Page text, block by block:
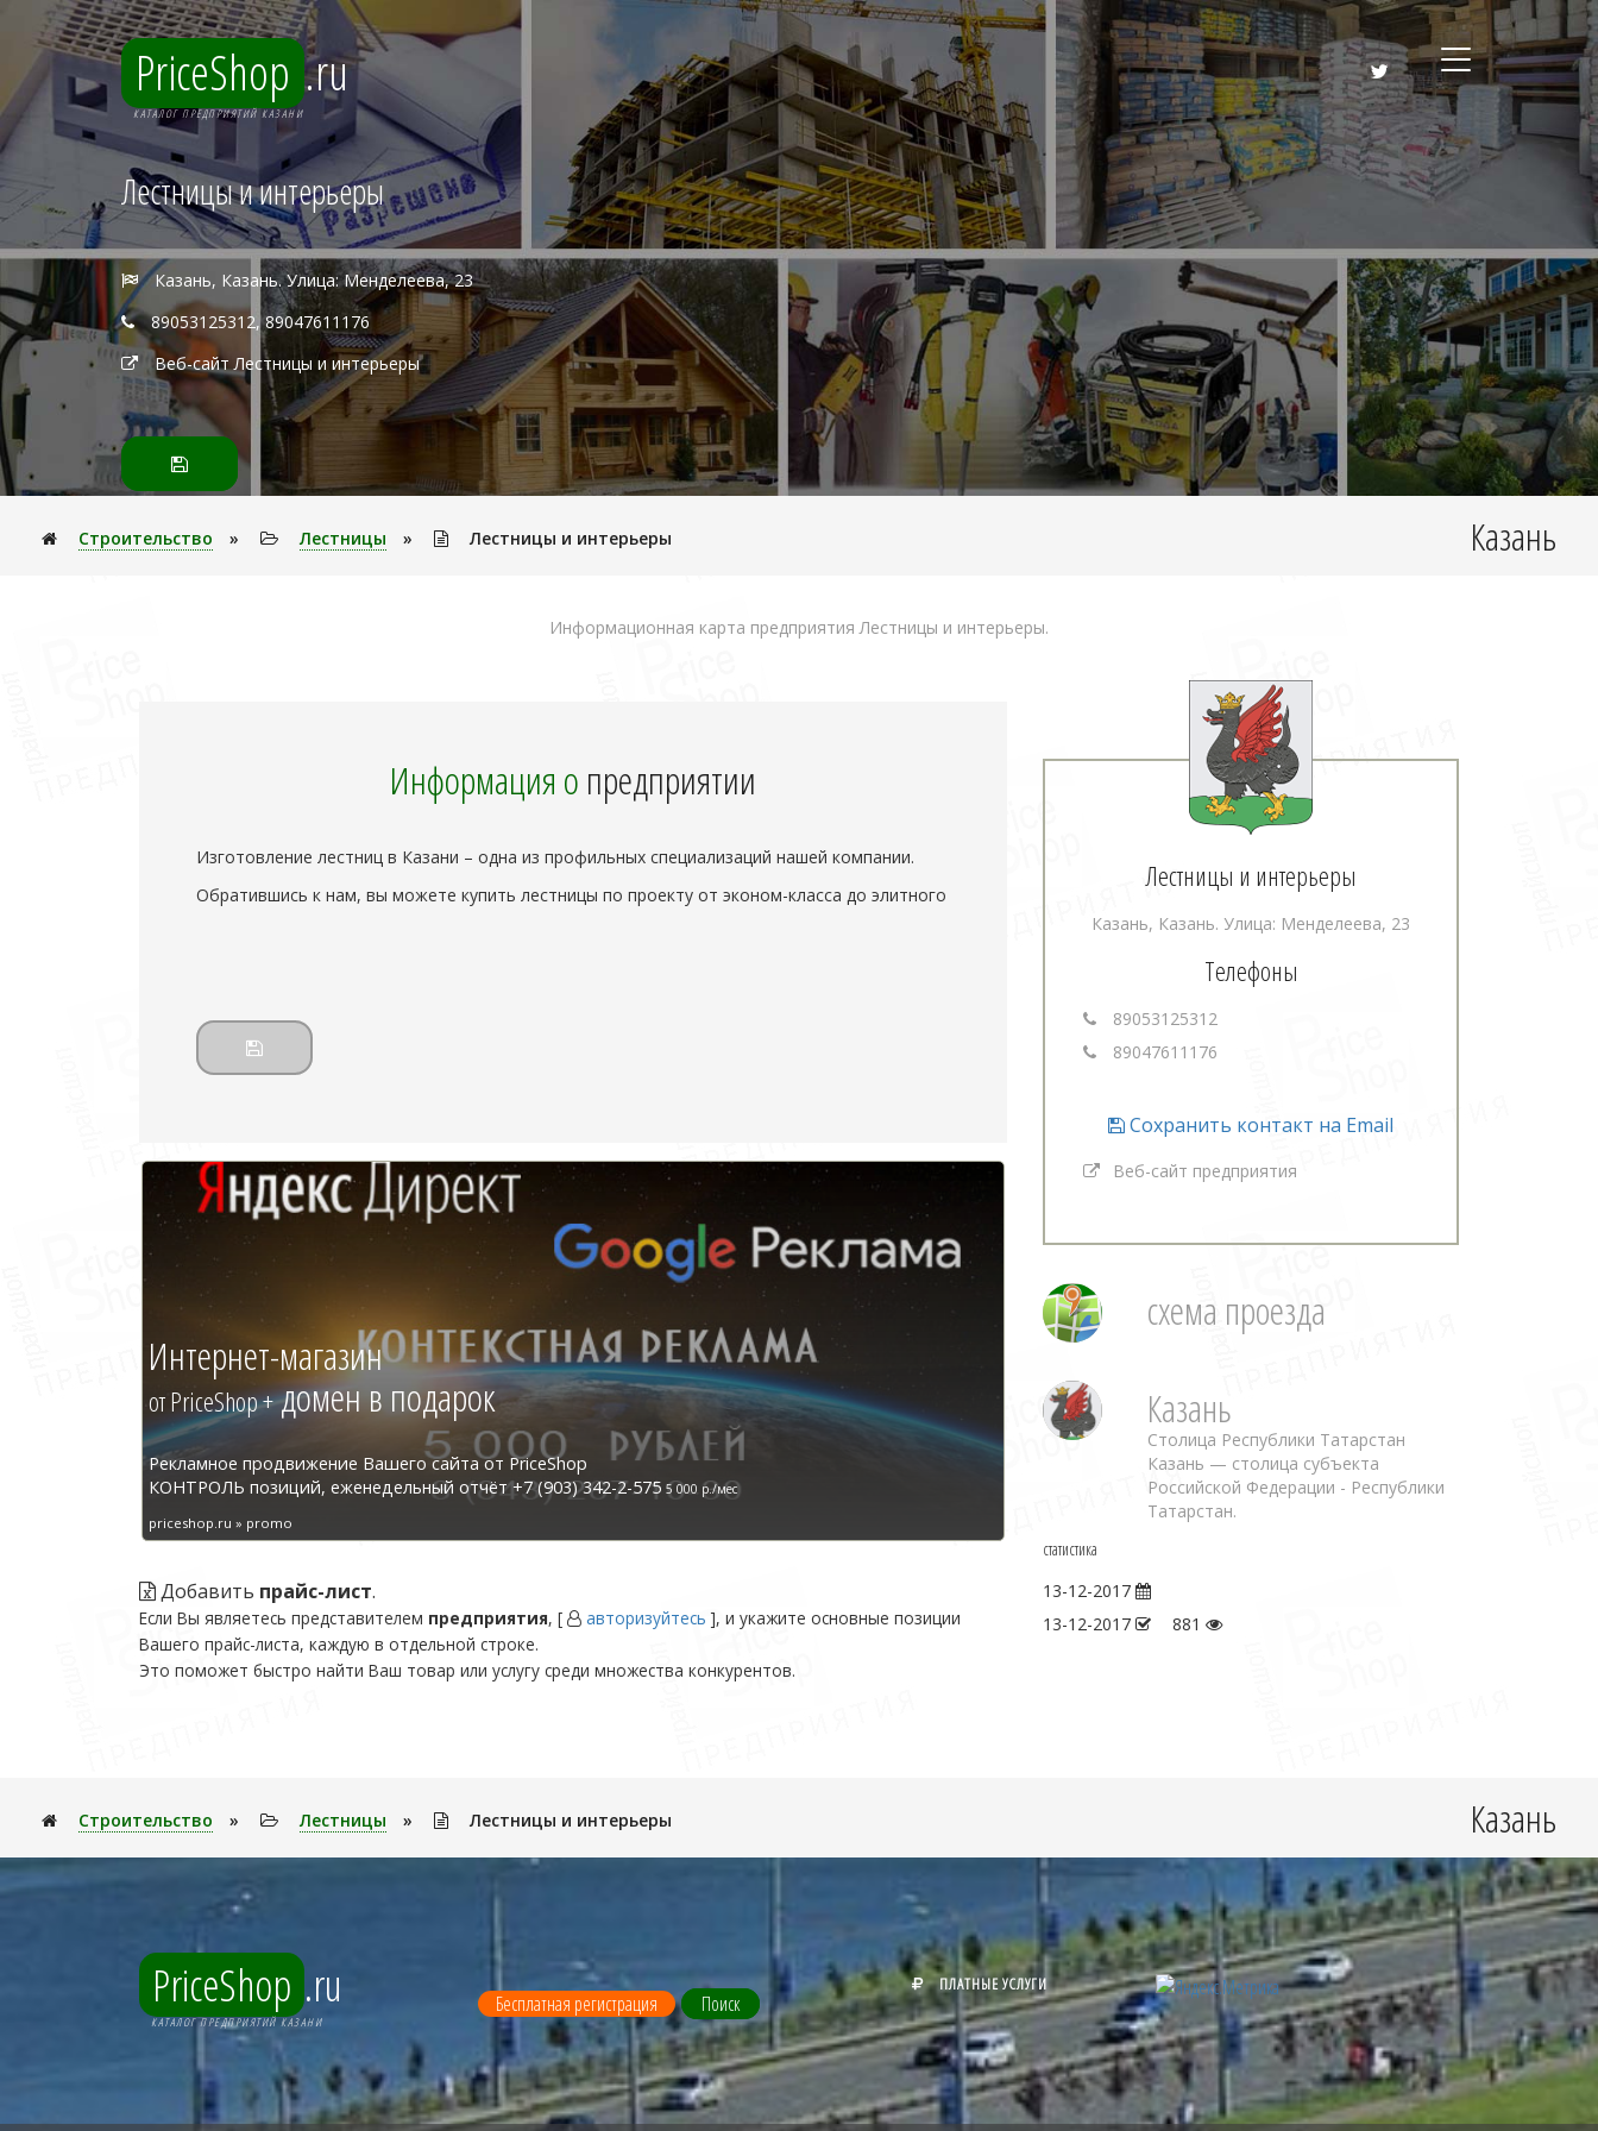
PriceShop .ru
КАТАЛОГ ПРЕДПРИЯТИЙ КАЗАНИ
Лестницы и интерьеры
Казань, Казань. Улица: Менделеева, 23
89053125312, 89047611176
Веб-сайт Лестницы и интерьеры
Строительство » Лестницы » Лестницы и интерьеры Казань
Информационная карта предприятия Лестницы и интерьеры.
Информация о предприятии
Изготовление лестниц в Казани – одна из профильных специализаций нашей компании.
Обратившись к нам, вы можете купить лестницы по проекту от эконом-класса до элитного
Интернет-магазин
от PriceShop +домен в подарок
Рекламное продвижение Вашего сайта от PriceShop
КОНТРОЛЬ позиций, еженедельный отчёт +7 (903) 342-2-575 5 000 р./мес
priceshop.ru » promo
Добавить прайс-лист.
Если Вы являетесь представителем предприятия, [ авторизуйтесь ], и укажите основные позиции
Вашего прайс-листа, каждую в отдельной строке.
Это поможет быстро найти Ваш товар или услугу среди множества конкурентов.
Лестницы и интерьеры
Казань, Казань. Улица: Менделеева, 23
Телефоны
89053125312
89047611176
Сохранить контакт на Email
Веб-сайт предприятия
схема проезда
Казань
Столица Республики Татарстан
Казань — столица субъекта
Российской Федерации - Республики
Татарстан.
статистика
13-12-2017
13-12-2017
881
Строительство » Лестницы » Лестницы и интерьеры Казань
PriceShop .ru
КАТАЛОГ ПРЕДПРИЯТИЙ КАЗАНИ
Бесплатная регистрация Поиск
ПЛАТНЫЕ УСЛУГИ